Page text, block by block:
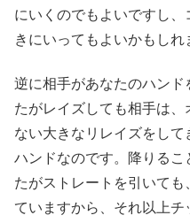
にいくのでもよいですし、
きにいってもよいかもしれ
逆に相手があなたのハン
たがレイズしても相手は
ない大きなリレイズをして
ハンドなのです。降りる
たがストレートを引いても
ていますから、それ以上